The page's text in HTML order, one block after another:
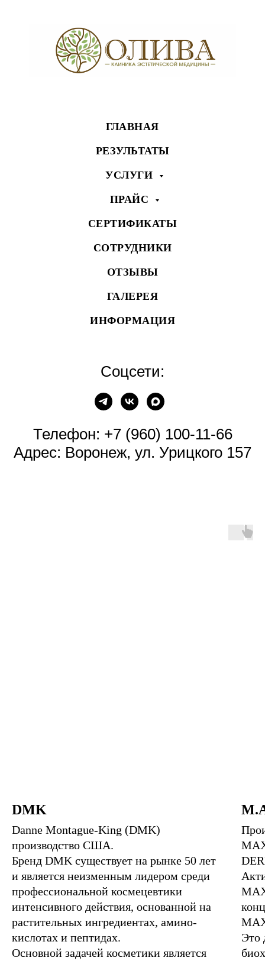
ГЛАВНАЯ
РЕЗУЛЬТАТЫ
УСЛУГИ
ПРАЙС
СЕРТИФИКАТЫ
СОТРУДНИКИ
ОТЗЫВЫ
ГАЛЕРЕЯ
ИНФОРМАЦИЯ
Соцсети:
Телефон: +7 (960) 100-11-66
Адрес: Воронеж, ул. Урицкого 157
DMK
Danne Montague-King (DMK)
производство США.
Бренд DMK существует на рынке 50 лет
и является неизменным лидером среди
профессиональной космецевтики
интенсивного действия, основанной на
растительных ингредиентах, амино-
кислотах и пептидах.
Основной задачей косметики является
Это